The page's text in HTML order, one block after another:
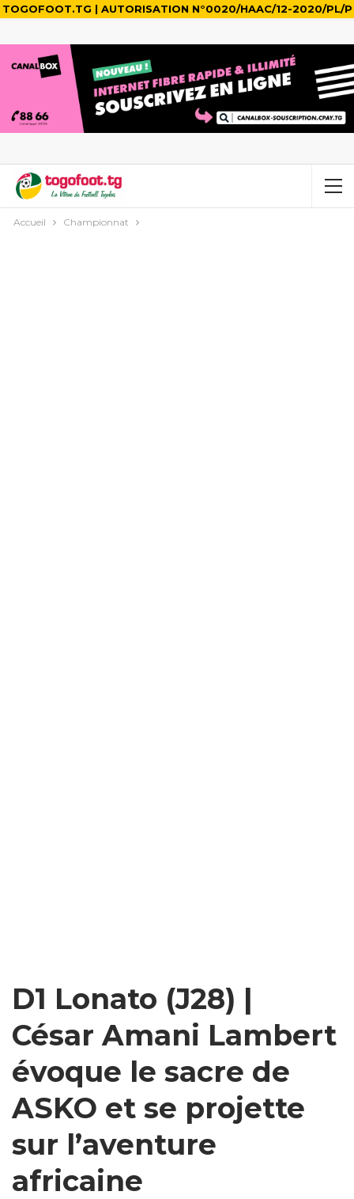
TOGOFOOT.TG | AUTORISATION N°0020/HAAC/12-2020/PL/P
Accueil Championnat
D1 Lonato (J28) |
César Amani Lambert
évoque le sacre de
ASKO et se projette
sur l’aventure
africaine